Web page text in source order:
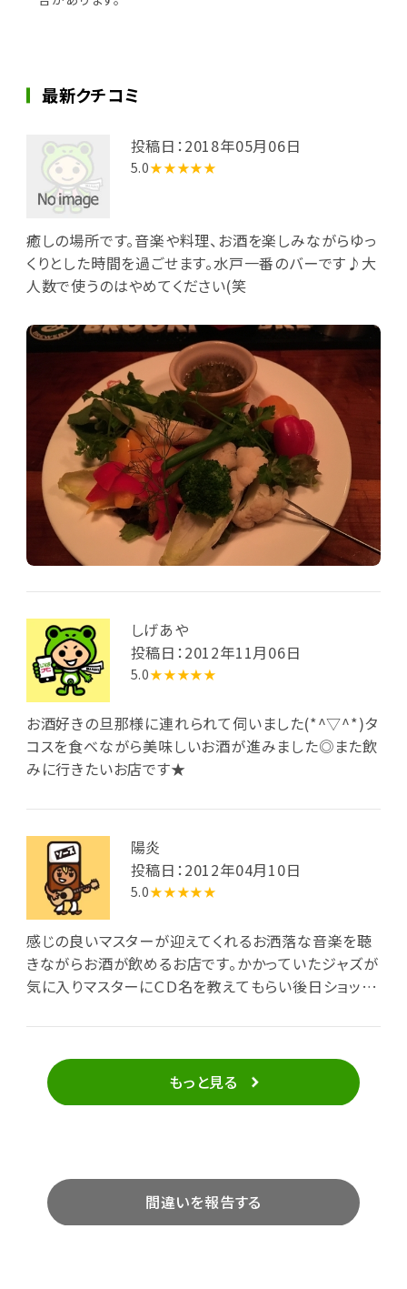
最新クチコミ
投稿日：2018年05月06日
5.0★★★★★
癒しの場所です。音楽や料理、お酒を楽しみながらゆっ
くりとした時間を過ごせます。水戸一番のバーです♪大
人数で使うのはやめてください(笑
しげあや
投稿日：2012年11月06日
5.0★★★★★
お酒好きの旦那様に連れられて伺いました(*^▽^*)タ
コスを食べながら美味しいお酒が進みました◎また飲
みに行きたいお店です★
陽炎
投稿日：2012年04月10日
5.0★★★★★
感じの良いマスターが迎えてくれるお洒落な音楽を聴
きながらお酒が飲めるお店です。かかっていたジャズが
気に入りマスターにＣＤ名を教えてもらい後日ショップ
もっと見る
間違いを報告する